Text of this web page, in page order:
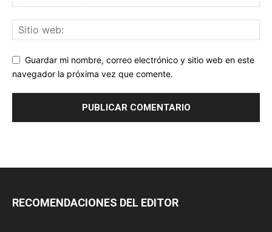
Guardar mi nombre, correo electrónico y sitio web en este
navegador la próxima vez que comente.
RECOMENDACIONES DEL EDITOR